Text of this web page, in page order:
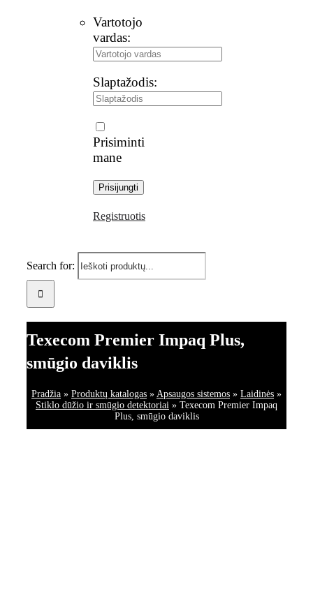
Vartotojo
vardas:
Slaptažodis:
Prisiminti
mane
Registruotis
Search for:
Texecom Premier Impaq Plus,
smūgio daviklis
Pradžia » Produktų katalogas » Apsaugos sistemos » Laidinės »
Stiklo dūžio ir smūgio detektoriai » Texecom Premier Impaq
Plus, smūgio daviklis